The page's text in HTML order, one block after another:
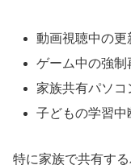
動画視聴中の更
ゲーム中の強制
家族共有パソコ
子どもの学習中
特に家族で共有す